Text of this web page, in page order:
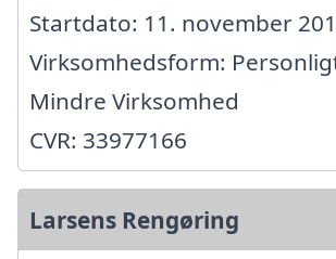
Startdato: 11. november
Virksomhedsform:
Mindre Virksomhed
CVR: 33977166
Larsens Rengøring